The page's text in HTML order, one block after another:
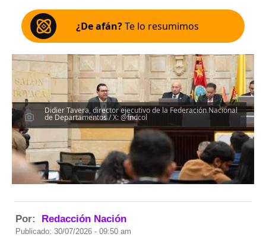
¿De afán?Te lo resumimos
Didier Tavera, director ejecutivo de la Federación Nacional
de Departamentos / X: @fndcol
Por: Redacción Nación
Publicado: 30/07/2026 - 09:50 am